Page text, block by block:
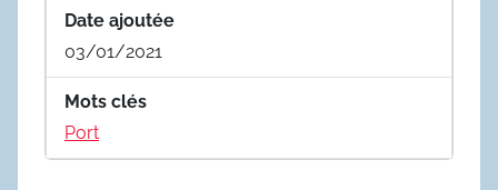
Date ajoutée
03/01/2021
Mots clés
Port